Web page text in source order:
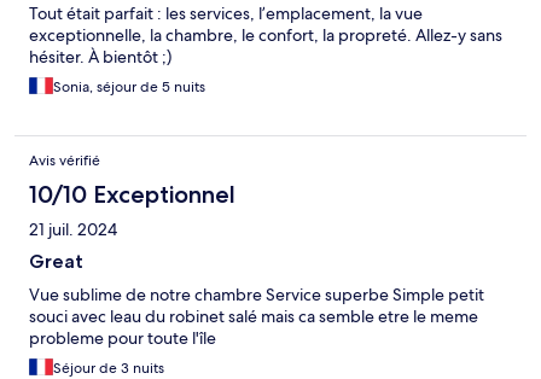
Tout était parfait : les services, l’emplacement, la vue
exceptionnelle, la chambre, le confort, la propreté. Allez-y sans
hésiter. À bientôt ;)
Sonia, séjour de 5 nuits
Avis vérifié
10/10 Exceptionnel
21 juil. 2024
Great
Vue sublime de notre chambre Service superbe Simple petit
souci avec leau du robinet salé mais ca semble etre le meme
probleme pour toute l'île
Séjour de 3 nuits